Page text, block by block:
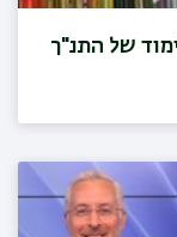
של התנ"ך